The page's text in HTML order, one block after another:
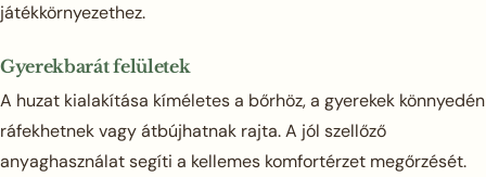
játékkörnyezethez.
Gyerekbarát felületek
A huzat kialakítása kíméletes a bőrhöz, a gyerekek könnyedén
ráfekhetnek vagy átbújhatnak rajta. A jól szellőző
anyaghasználat segíti a kellemes komfortérzet megőrzését.